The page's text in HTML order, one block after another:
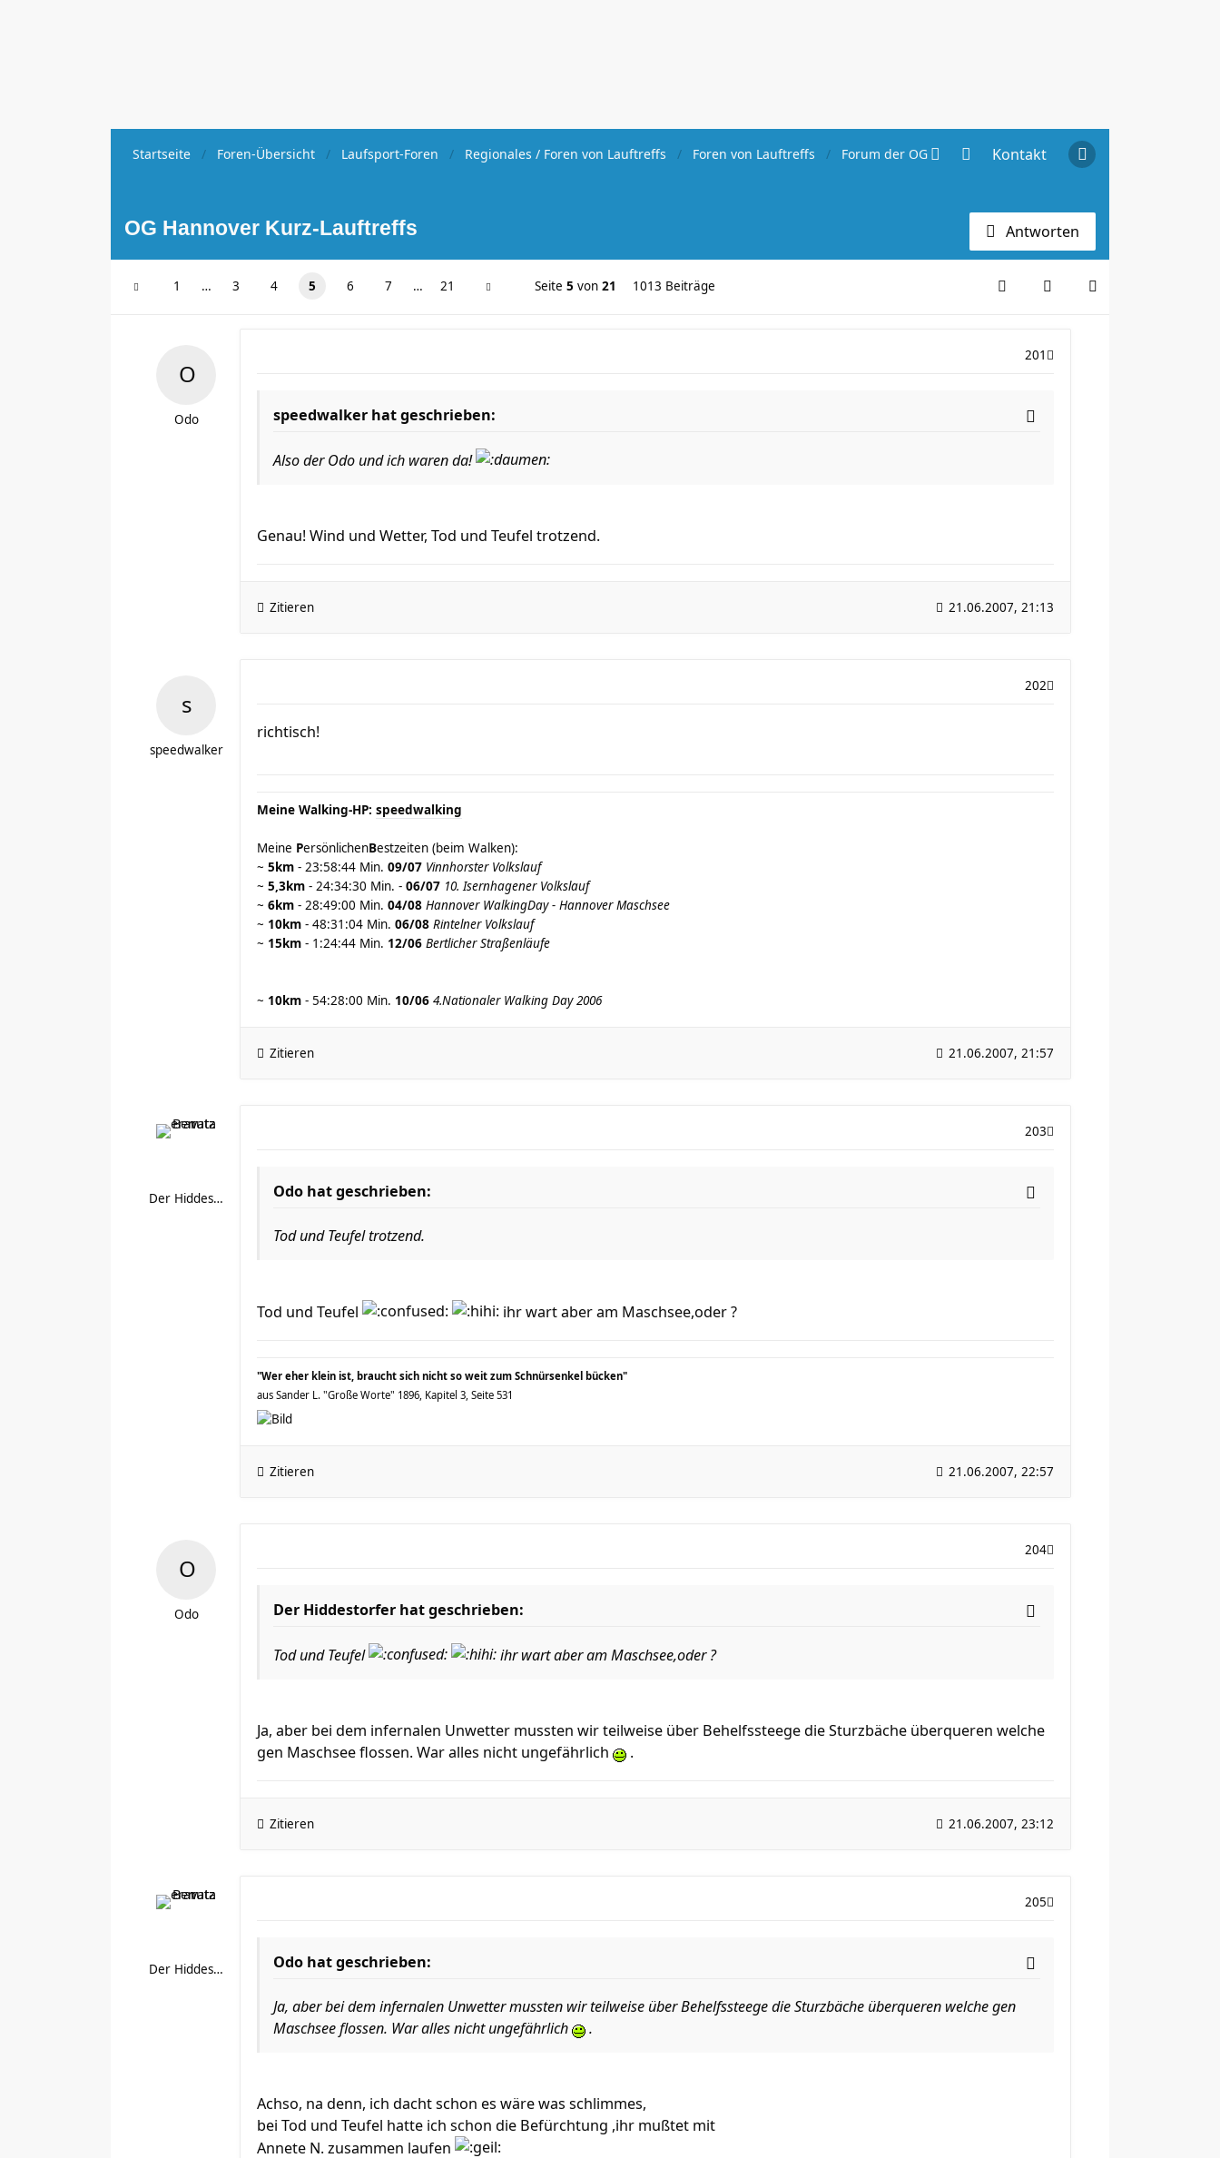
Kontakt
Startseite Foren-Übersicht Laufsport-Foren Regionales / Foren von Lauftreffs Foren von Lauftreffs Forum der OG Hannover
OG Hannover Kurz-Lauftreffs Antworten
1 … 3 4 5 6 7 … 21 Seite 5 von 21 1013 Beiträge
Odo
201
speedwalker hat geschrieben:
Also der Odo und ich waren da!
Genau! Wind und Wetter, Tod und Teufel trotzend.
Zitieren 21.06.2007, 21:13
speedwalker
202
richtisch!
Meine Walking-HP: speedwalking
Meine PersönlichenBestzeiten (beim Walken):
~ 5km - 23:58:44 Min. 09/07 Vinnhorster Volkslauf
~ 5,3km - 24:34:30 Min. - 06/07 10. Isernhagener Volkslauf
~ 6km - 28:49:00 Min. 04/08 Hannover WalkingDay - Hannover Maschsee
~ 10km - 48:31:04 Min. 06/08 Rintelner Volkslauf
~ 15km - 1:24:44 Min. 12/06 Bertlicher Straßenläufe
~ 10km - 54:28:00 Min. 10/06 4.Nationaler Walking Day 2006
Zitieren 21.06.2007, 21:57
Der Hiddestorfer
203
Odo hat geschrieben:
Tod und Teufel trotzend.
Tod und Teufel ihr wart aber am Maschsee,oder ?
"Wer eher klein ist, braucht sich nicht so weit zum Schnürsenkel bücken"
aus Sander L. "Große Worte" 1896, Kapitel 3, Seite 531
Zitieren 21.06.2007, 22:57
Odo
204
Der Hiddestorfer hat geschrieben:
Tod und Teufel ihr wart aber am Maschsee,oder ?
Ja, aber bei dem infernalen Unwetter mussten wir teilweise über Behelfssteege die Sturzbäche überqueren welche
gen Maschsee flossen. War alles nicht ungefährlich
.
Zitieren 21.06.2007, 23:12
Der Hiddestorfer
205
Odo hat geschrieben:
Ja, aber bei dem infernalen Unwetter mussten wir teilweise über Behelfssteege die Sturzbäche überqueren welche gen
Maschsee flossen. War alles nicht ungefährlich
.
Achso, na denn, ich dacht schon es wäre was schlimmes,
bei Tod und Teufel hatte ich schon die Befürchtung ,ihr mußtet mit
Annete N. zusammen laufen